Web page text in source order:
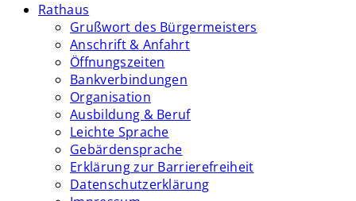
Rathaus
Grußwort des Bürgermeisters
Anschrift & Anfahrt
Öffnungszeiten
Bankverbindungen
Organisation
Ausbildung & Beruf
Leichte Sprache
Gebärdensprache
Erklärung zur Barrierefreiheit
Datenschutzerklärung